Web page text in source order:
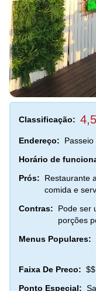
Classificação:
Endereço:
Horário de
Prós:
Restaurante
comida e
Contras:
Pode ser
porções
Menus Populares:
Faixa De Preco: $$
Ponto Especial: